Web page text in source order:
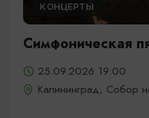
КОНЦЕРТЫ
Симфоническая
25.09.2026 19:00
Калининград, Собор